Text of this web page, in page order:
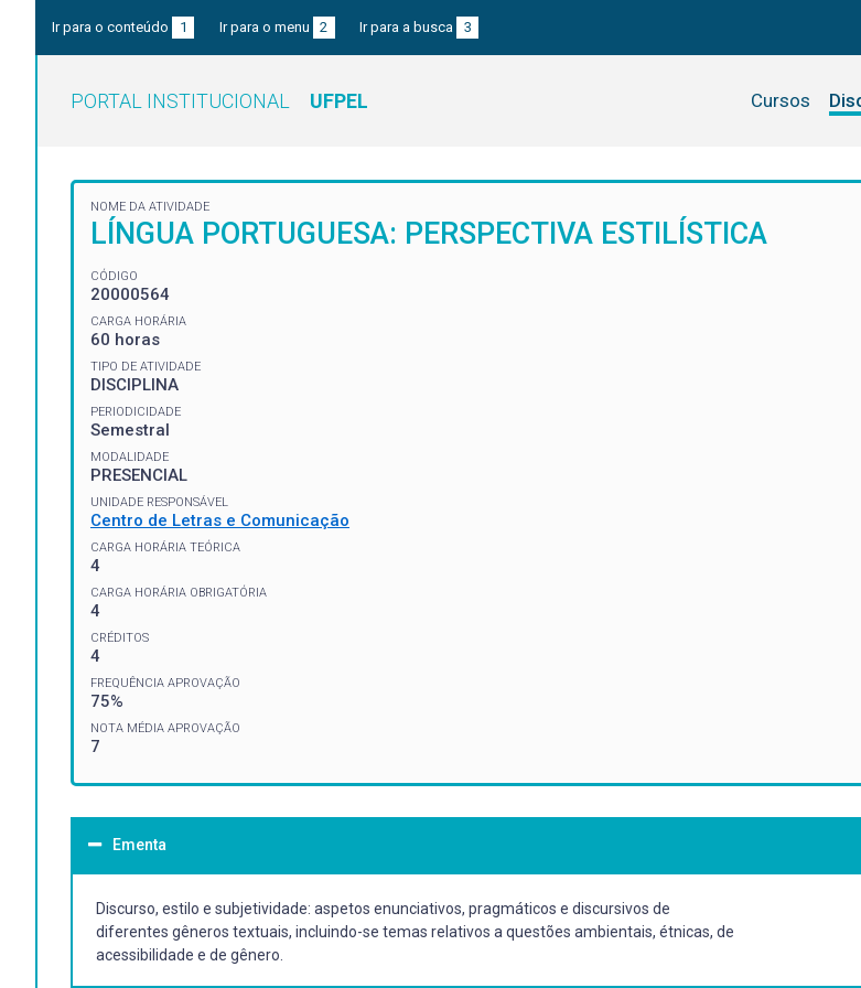
Ir para o conteúdo 1 Ir para o menu 2 Ir para a busca 3
PORTAL INSTITUCIONAL UFPEL Cursos
NOME DA ATIVIDADE
LÍNGUA PORTUGUESA: PERSPECTIVA ESTILÍSTICA
CÓDIGO
20000564
CARGA HORÁRIA
60 horas
TIPO DE ATIVIDADE
DISCIPLINA
PERIODICIDADE
Semestral
MODALIDADE
PRESENCIAL
UNIDADE RESPONSÁVEL
Centro de Letras e Comunicação
CARGA HORÁRIA TEÓRICA
4
CARGA HORÁRIA OBRIGATÓRIA
4
CRÉDITOS
4
FREQUÊNCIA APROVAÇÃO
75%
NOTA MÉDIA APROVAÇÃO
7
Ementa
Discurso, estilo e subjetividade: aspetos enunciativos, pragmáticos e discursivos de
diferentes gêneros textuais, incluindo-se temas relativos a questões ambientais, étnicas, de
acessibilidade e de gênero.